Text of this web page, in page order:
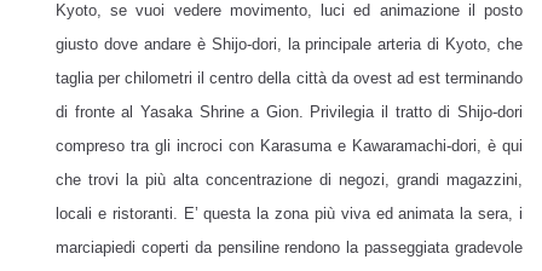
Kyoto, se vuoi vedere movimento, luci ed animazione il posto
giusto dove andare è Shijo-dori, la principale arteria di Kyoto, che
taglia per chilometri il centro della città da ovest ad est terminando
di fronte al Yasaka Shrine a Gion. Privilegia il tratto di Shijo-dori
compreso tra gli incroci con Karasuma e Kawaramachi-dori, è qui
che trovi la più alta concentrazione di negozi, grandi magazzini,
locali e ristoranti. E’ questa la zona più viva ed animata la sera, i
marciapiedi coperti da pensiline rendono la passeggiata gradevole